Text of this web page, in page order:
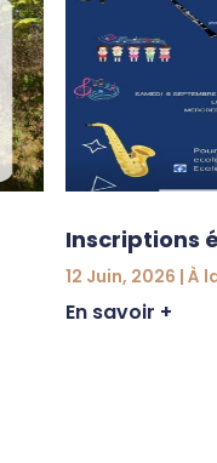
Inscriptions
12 Juin, 2026 | À
En savoir +